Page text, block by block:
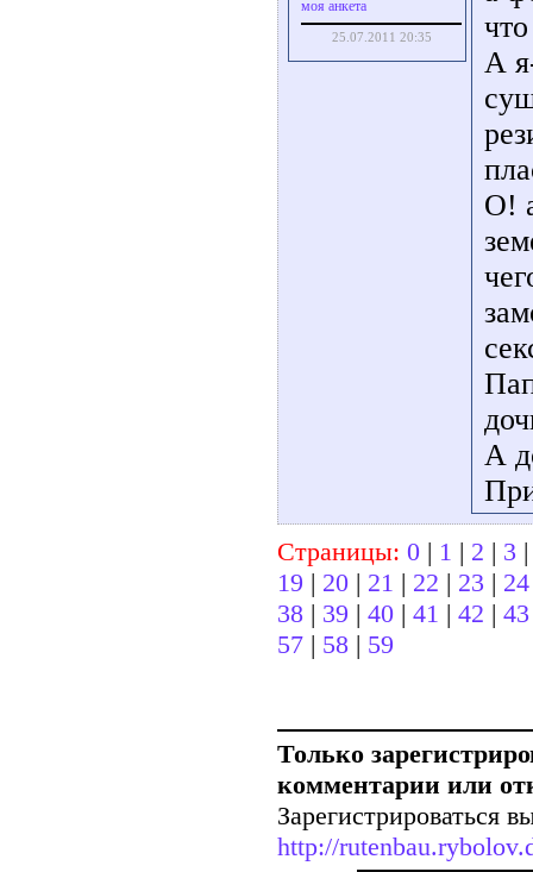
моя анкета
25.07.2011 20:35
А
О!
А
Страницы: 0 | 1 | 2 | 3
19 | 20 | 21 | 22 | 23 | 24
38 | 39 | 40 | 41 | 42 | 43
57 | 58 | 59
Только
комментарии или
Зарегистрироваться
http://